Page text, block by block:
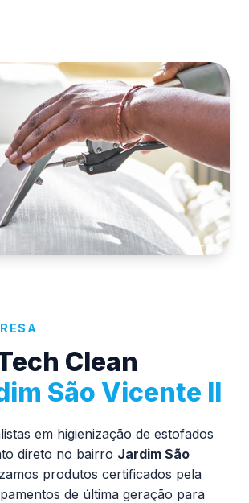
Clean
São Vicente II
em higienização de estofados
direto no bairro Jardim São
produtos certificados pela
de última geração para